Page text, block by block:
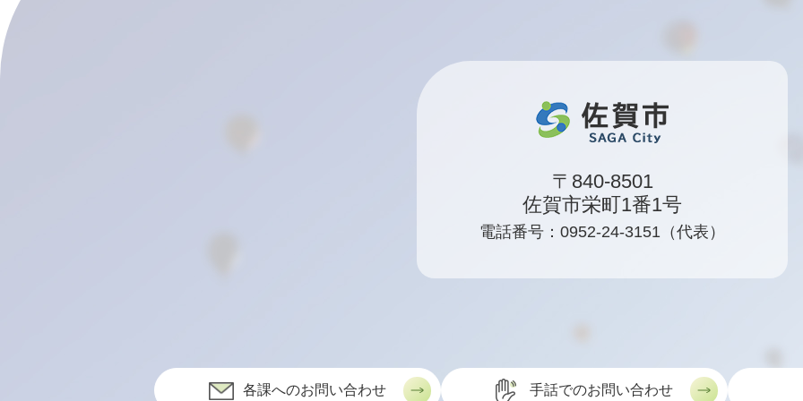
〒840-8501
佐賀市栄町1番1号
電話番号：0952-24-3151（代表）
各課へのお問い合わせ 手話でのお問い合わせ